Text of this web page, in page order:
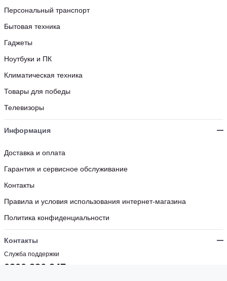
Персональный транспорт
Бытовая техника
Гаджеты
Ноутбуки и ПК
Климатическая техника
Товары для победы
Телевизоры
Информация
Доставка и оплата
Гарантия и сервисное обслуживание
Контакты
Правила и условия использования интернет-магазина
Политика конфиденциальности
Контакты
Служба поддержки
0800 336 347